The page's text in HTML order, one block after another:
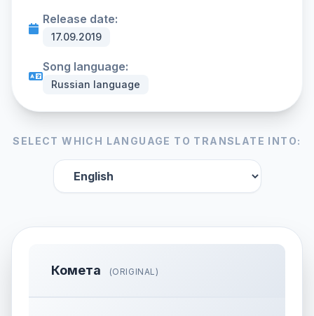
Release date:
17.09.2019
Song language:
Russian language
SELECT WHICH LANGUAGE TO TRANSLATE INTO:
Комета (ORIGINAL)